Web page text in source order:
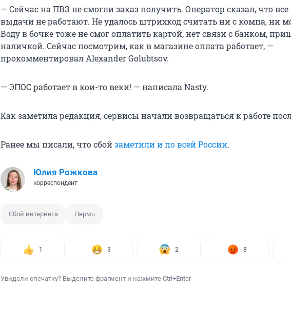
— Сейчас на ПВЗ не смогли заказ получить. Оператор сказал, что
выдачи не работают. Не удалось штрихкод считать ни с компа, ни
Воду в бочке тоже не смог оплатить картой, нет связи с банком,
наличкой. Сейчас посмотрим, как в магазине оплата работает, —
прокомментировал Alexander Golubtsov.
— ЭПОС работает в кои-то веки! — написала Nasty.
Как заметила редакция, сервисы начали возвращаться к работе
Ранее мы писали, что сбойзаметили и по всей России.
Юлия Рожкова
корреспондент
Сбой интернета Пермь
1 3 2 8
Увидели опечатку? Выделите фрагмент и нажмите Ctrl+Enter